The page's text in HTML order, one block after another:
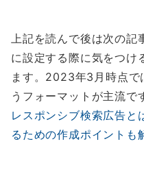
上記を読んで後は次の記
に設定する際に気をつけ
ます。2023年3月時点で
うフォーマットが主流で
レスポンシブ検索広告と
るための作成ポイントも